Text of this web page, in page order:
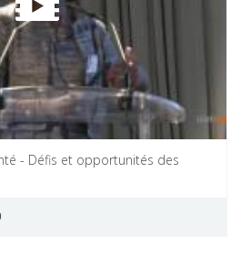
- Défis et opportunités des